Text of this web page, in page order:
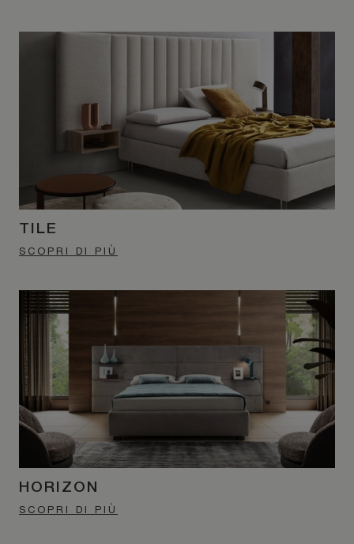
TILE
SCOPRI DI PIÙ
HORIZON
SCOPRI DI PIÙ